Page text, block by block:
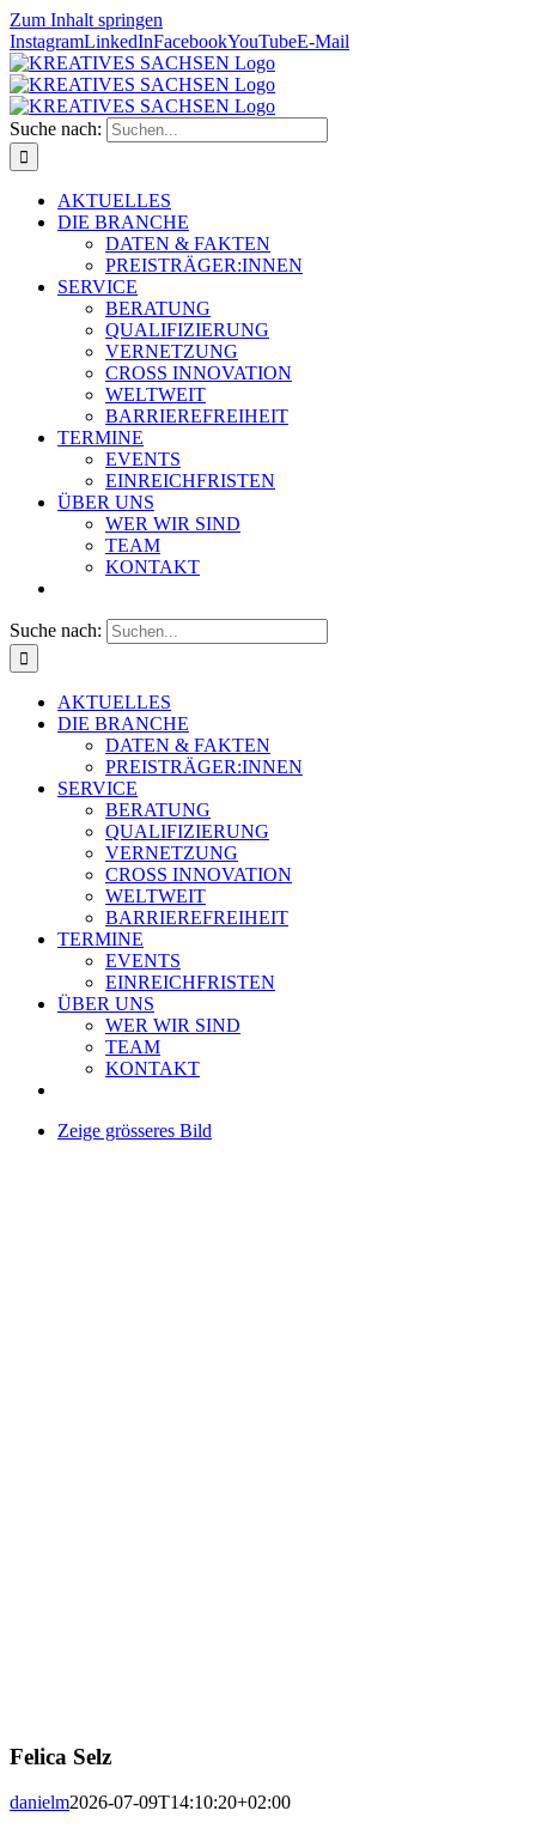
Zum Inhalt springen
InstagramLinkedInFacebookYouTubeE-Mail
Suche nach:
AKTUELLES
DIE BRANCHE
DATEN & FAKTEN
PREISTRÄGER:INNEN
SERVICE
BERATUNG
QUALIFIZIERUNG
VERNETZUNG
CROSS INNOVATION
WELTWEIT
BARRIEREFREIHEIT
TERMINE
EVENTS
EINREICHFRISTEN
ÜBER UNS
WER WIR SIND
TEAM
KONTAKT
Suche nach:
AKTUELLES
DIE BRANCHE
DATEN & FAKTEN
PREISTRÄGER:INNEN
SERVICE
BERATUNG
QUALIFIZIERUNG
VERNETZUNG
CROSS INNOVATION
WELTWEIT
BARRIEREFREIHEIT
TERMINE
EVENTS
EINREICHFRISTEN
ÜBER UNS
WER WIR SIND
TEAM
KONTAKT
Zeige grösseres Bild
Felica Selz
danielm2026-07-09T14:10:20+02:00